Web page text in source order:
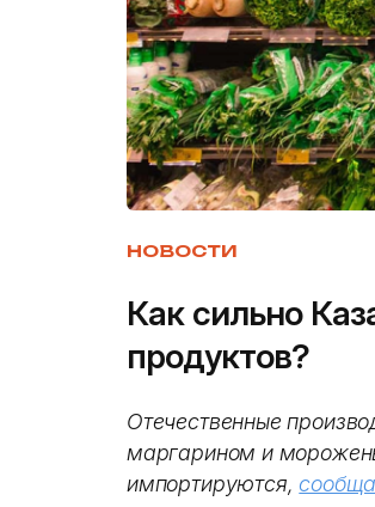
НОВОСТИ
Как сильно
продуктов?
Отечественные
маргарином и
импортируются,